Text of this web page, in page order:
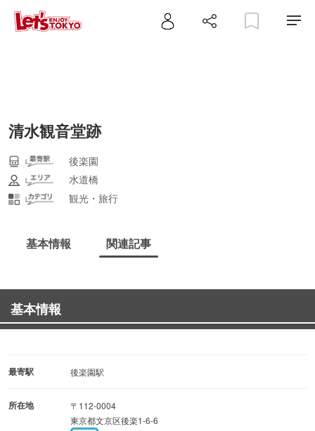
清水観音堂跡
後楽園
水道橋
観光・旅行
基本情報 関連記事
基本情報
最寄駅 後楽園駅
所在地
〒112-0004
東京都文京区後楽1-6-6